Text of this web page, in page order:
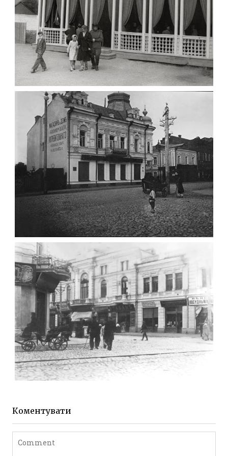
ПАВІЛЬЙОН МОРОЗИВА ЖИТОМИР 1947
Фото Житомир (1945-
1960)
Leave a comment
ФОТО ЖИТОМИРА 1905 ВУЛ.
МИХАЙЛІВСЬКА-СКОРУЛЬСЬКОГО
Фото Житомира період
до 1917 року
Leave a comment
ЖИТОМИР МИХАЙЛІВСЬКА 1903 РОКУ
Коментувати